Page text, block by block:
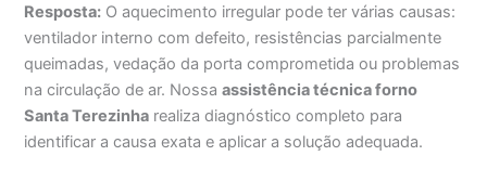
Resposta: O aquecimento irregular pode ter várias causas:
ventilador interno com defeito, resistências parcialmente
queimadas, vedação da porta comprometida ou problemas
na circulação de ar. Nossaassistência técnica forno
Santa Terezinha realiza diagnóstico completo para
identificar a causa exata e aplicar a solução adequada.